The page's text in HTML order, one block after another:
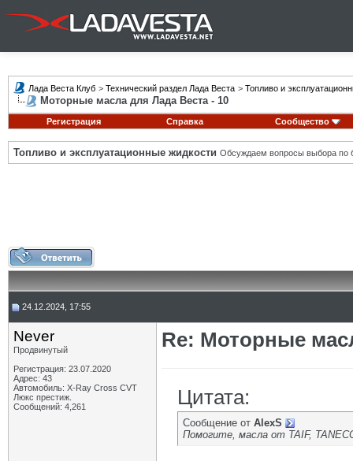
Лада Веста Клуб > Технический раздел Лада Веста > Топливо и
Моторные масла для Лада Веста - 10
Регистрация Справка Сообщество
Топливо и эксплуатационные жидкости Обсуждаем вопросы выбора по
24.12.2024, 17:55
Never
Продвинутый
Регистрация: 23.07.2020
Адрес: 43
Автомобиль: X-Ray Cross CVT
Люкс престиж.
Сообщений: 4,261
Re: Моторные
Цитата:
Сообщение от AlexS
Помогите, масла от TAIF,